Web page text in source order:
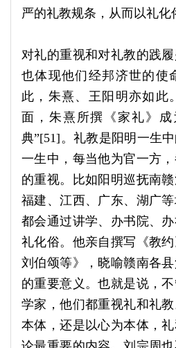
严的礼教规条，从而以礼化
对礼的重视和对礼教的践
也体现他们经邦济世的使
此，朱熹、王阳明亦如此
面，朱熹所撰《家礼》
典”[51]。礼教是阳明一生
一生中，每当他为官一方
的重视。比如阳明巡抚南
福建、江西、广东、湖广
都会通过讲学、办书院、
礼化俗。他亲自撰写《教
刘伯颂等》，晓喻赣南各
的重要意义。也就是说，
学家，他们都重视礼和礼
本体，还是以心为本体，